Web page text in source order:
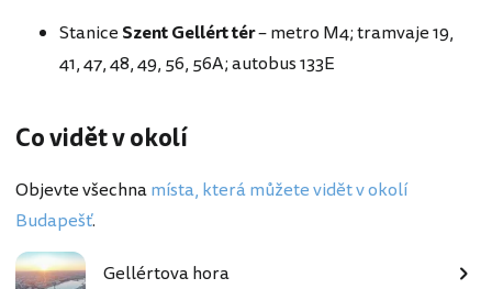
Stanice Szent Gellért tér– metro M4; tramvaje 19,
41, 47, 48, 49, 56, 56A; autobus 133E
Co vidět v okolí
Objevte všechnamísta, která můžete vidět v okolí
Budapešť.
Gellértova hora